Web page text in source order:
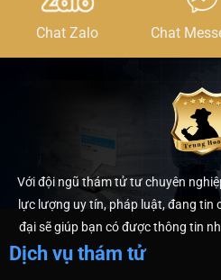
Chat Zalo Chat
Với đội ngũ thám tử tư chuyên
lực lượng uy tín, pháp luật, đang tin
đại sẽ giúp bạn có được thông tin
Dịch vụ thám tử